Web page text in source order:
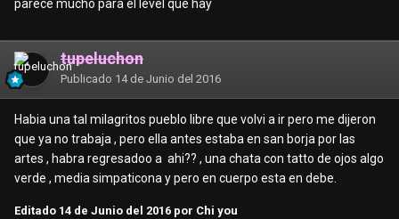
parece mucho para él level que hay
tupeluchon
Publicado 14 de Junio del 2016
Habia una tal milagritos pueblo libre que volvi a ir pero me dijeron
que ya no trabaja , pero ella antes estaba en san borja por las
artes , habra regresadoo a ahi?? , una chata con tatto de ojos algo
verde , media simpaticona y pero en cuerpo esta en debe.
Editado 14 de Junio del 2016 por Chi you